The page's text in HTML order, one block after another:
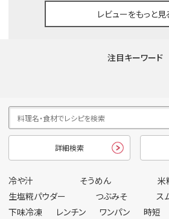
レビューをもっと見
注目キーワード
詳細検索
冷や汁 そうめん
米
生塩糀パウダー
つぶみそ
ス
下味冷凍
レンチン ワンパン 時短